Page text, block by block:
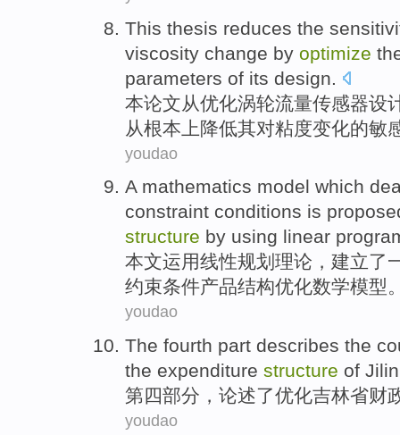
This thesis reduces the
viscosity change by optimize
parameters of its design
本论文从优化涡轮流量传感器设
从根本上降低其对粘度变化的敏
youdao
A mathematics model which
constraint conditions is
structure by using linear
本文运用线性规划 理论，建立了
约束条件产品结构优化数学模型
youdao
The fourth part describes the
the expenditure structure of
第四部分 ， 论述了优化吉林省财
youdao